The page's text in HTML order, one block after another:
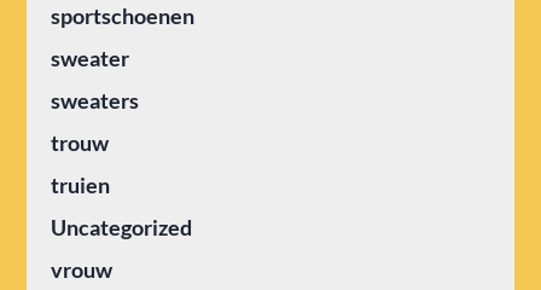
sportschoenen
sweater
sweaters
trouw
truien
Uncategorized
vrouw